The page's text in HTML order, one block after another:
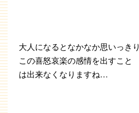
大人になるとなかなか思いっきり
この喜怒哀楽の感情を出すこと
は出来なくなりますね…